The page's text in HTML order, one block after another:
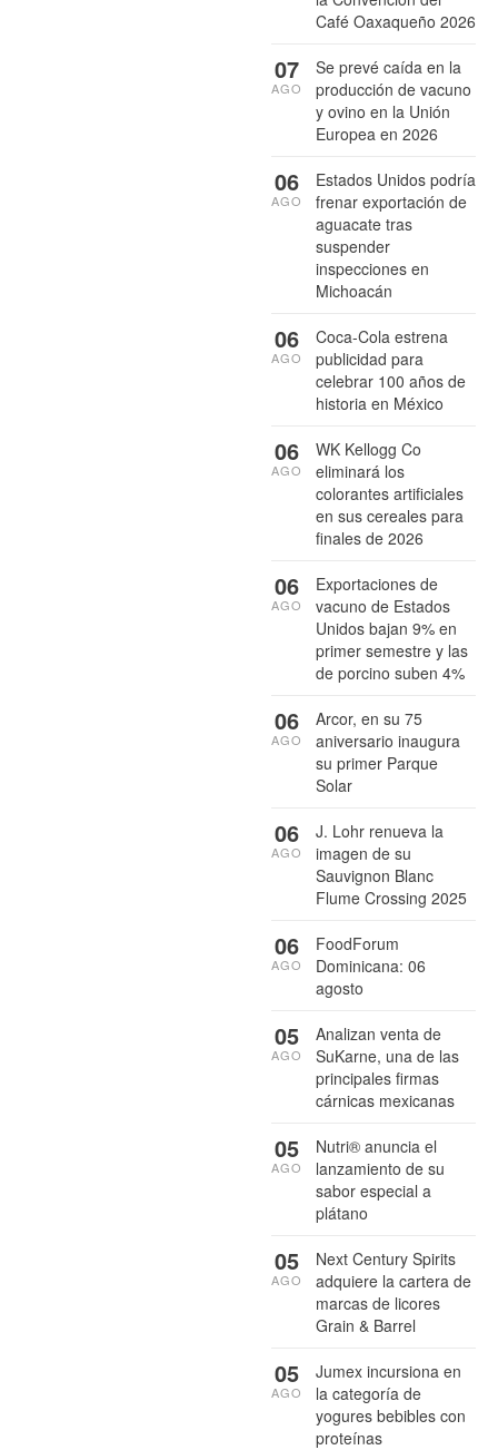
Café Oaxaqueño 2026
Se prevé caída en la
producción de vacuno
y ovino en la Unión
Europea en 2026
07
AGO
Estados Unidos podría
frenar exportación de
aguacate tras
suspender
inspecciones en
Michoacán
06
AGO
Coca-Cola estrena
publicidad para
celebrar 100 años de
historia en México
06
AGO
WK Kellogg Co
eliminará los
colorantes artificiales
en sus cereales para
finales de 2026
06
AGO
Exportaciones de
vacuno de Estados
Unidos bajan 9% en
primer semestre y las
de porcino suben 4%
06
AGO
Arcor, en su 75
aniversario inaugura
su primer Parque
Solar
06
AGO
J. Lohr renueva la
imagen de su
Sauvignon Blanc
Flume Crossing 2025
06
AGO
FoodForum
Dominicana: 06
agosto
06
AGO
Analizan venta de
SuKarne, una de las
principales firmas
cárnicas mexicanas
05
AGO
Nutri® anuncia el
lanzamiento de su
sabor especial a
plátano
05
AGO
Next Century Spirits
adquiere la cartera de
marcas de licores
Grain & Barrel
05
AGO
Jumex incursiona en
la categoría de
yogures bebibles con
proteínas
05
AGO